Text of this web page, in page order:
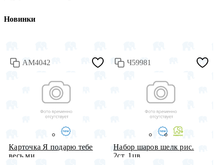
Новинки
АМ4042
Карточка Я подарю тебе
весь ми...
Ч59981
Набор шаров шелк рис.
2ст. 1цв...